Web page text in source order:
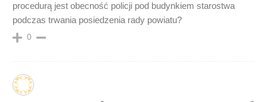
procedurą jest obecność policji pod budynkiem starostwa
podczas trwania posiedzenia rady powiatu?
0